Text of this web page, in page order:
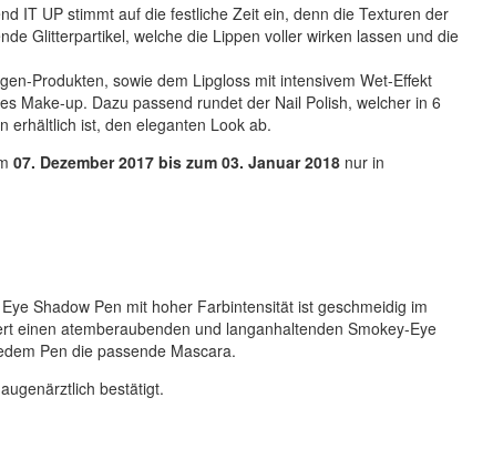
IT UP stimmt auf die festliche Zeit ein, denn die Texturen der
Glitterpartikel, welche die Lippen voller wirken lassen und die
Produkten, sowie dem Lipgloss mit intensivem Wet-Effekt
Make-up. Dazu passend rundet der Nail Polish, welcher in 6
erhältlich ist, den eleganten Look ab.
07. Dezember 2017 bis zum 03. Januar 2018 nur in
Shadow Pen mit hoher Farbintensität ist geschmeidig im
einen atemberaubenden und langanhaltenden Smokey-Eye
Pen die passende Mascara.
bestätigt.